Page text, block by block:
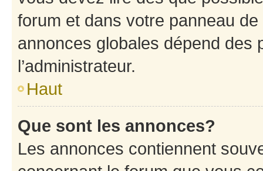
forum et dans votre panneau
annonces globales dépend des
l’administrateur.
Haut
Que sont les annonces?
Les annonces contiennent